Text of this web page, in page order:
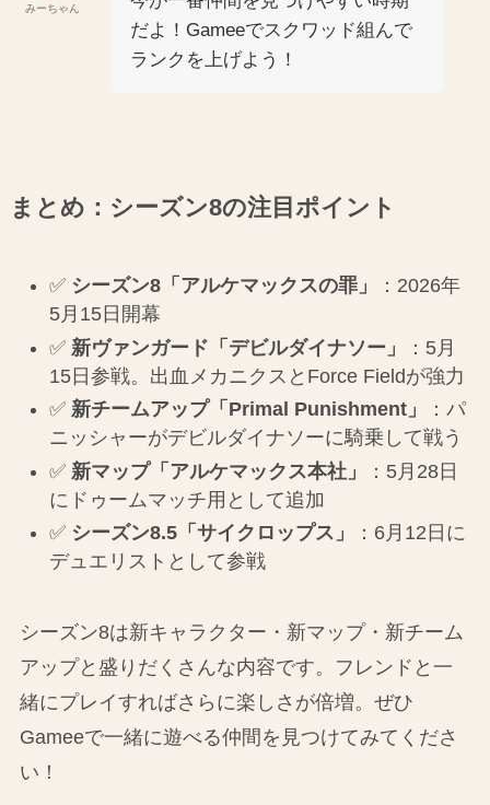
みーちゃん
だよ！Gameeでスクワッド組んで
ランクを上げよう！
まとめ：シーズン8の注目ポイント
✅ シーズン8「アルケマックスの罪」
：2026年
5月15日開幕
✅ 新ヴァンガード「デビルダイナソー」
：5月
15日参戦。出血メカニクスとForce Fieldが強力
✅ 新チームアップ「Primal Punishment」
：パ
ニッシャーがデビルダイナソーに騎乗して戦う
✅ 新マップ「アルケマックス本社」
：5月28日
にドゥームマッチ用として追加
✅ シーズン8.5「サイクロップス」
：6月12日に
デュエリストとして参戦
シーズン8は新キャラクター・新マップ・新チーム
アップと盛りだくさんな内容です。フレンドと一
緒にプレイすればさらに楽しさが倍増。ぜひ
Gameeで一緒に遊べる仲間を見つけてみてくださ
い！